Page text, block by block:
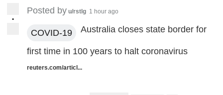
•
Posted by u/rstlg 1 hour ago
COVID-19 Australia closes state border for
first time in 100 years to halt coronavirus
reuters.com/articl...